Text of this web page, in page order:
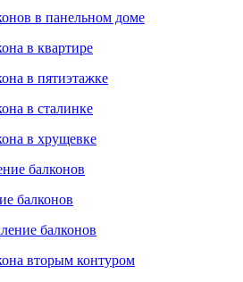
в панельном доме
в квартире
в пятиэтажке
в сталинке
в хрущевке
балконов
балконов
балконов
вторым контуром